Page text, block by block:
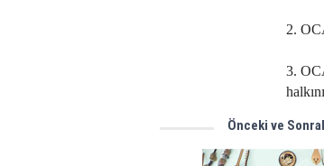
2.
3.
Önceki ve